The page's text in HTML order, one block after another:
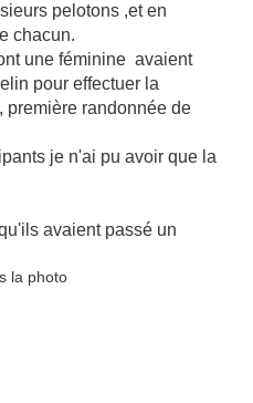
pelotons ,et en
chacun.
une féminine avaient
pour effectuer la
première randonnée de
je n'ai pu avoir que la
avaient passé un
la photo